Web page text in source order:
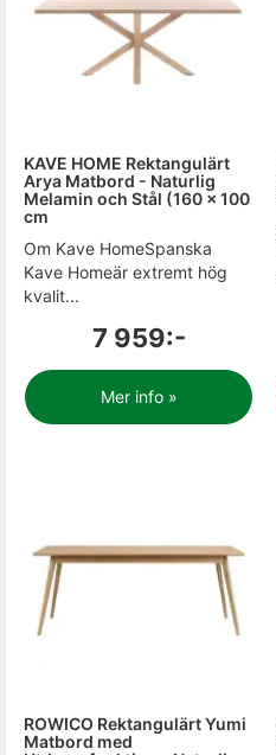
KAVE HOME Rektangulärt
Arya Matbord - Naturlig
Melamin och Stål (160 x 100
cm
Om Kave HomeSpanska
Kave Homeär extremt hög
kvalit...
7 959:-
Mer info »
ROWICO Rektangulärt Yumi
Matbord med